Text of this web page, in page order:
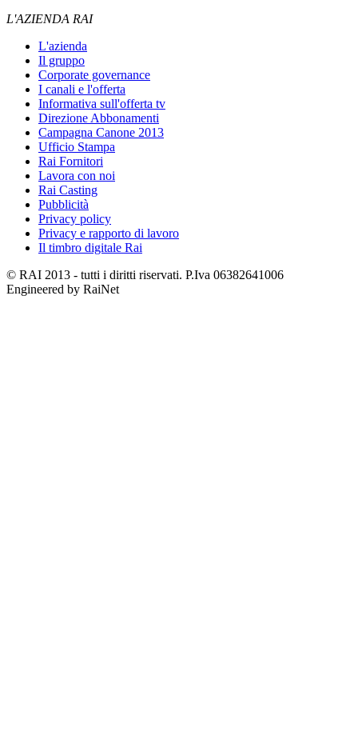
L'AZIENDA RAI
L'azienda
Il gruppo
Corporate governance
I canali e l'offerta
Informativa sull'offerta tv
Direzione Abbonamenti
Campagna Canone 2013
Ufficio Stampa
Rai Fornitori
Lavora con noi
Rai Casting
Pubblicità
Privacy policy
Privacy e rapporto di lavoro
Il timbro digitale Rai
© RAI 2013 - tutti i diritti riservati. P.Iva 06382641006
Engineered by RaiNet